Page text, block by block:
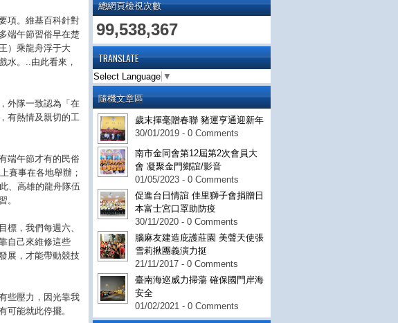
總網頁檢視次數
99,538,367
TRANSLATE
Select Language ▼
隨機文章區
歲末揮毫贈春聯 豬運亨通迎新年
30/01/2019 - 0 Comments
南市金同會第12屆第2次會員大
會 凝聚金門鄉誼/影音
01/05/2023 - 0 Comments
促進台日情誼 佳里獅子會捐贈日
本富士宮口罩助防疫
30/11/2020 - 0 Comments
腦麻友建造庇護莊園 美聲天使張
雪莉揪團義演力挺
21/11/2017 - 0 Comments
臺南海巡威力掃蕩 確保國門岸海
安全
01/02/2021 - 0 Comments
項。維基百科針對
端午節習俗早在楚
）乘龍舟浮于大
水。..由此看來，
外隊一致認為「在
有熱情及親切的工
端午節才有的民俗
賽事在各地舉辦；
、高雄的龍舟隊伍
。
標，我們每週六、
自己來維修這些
展，才能帶動競技
些壓力，因光靠我
可能就此停擺。